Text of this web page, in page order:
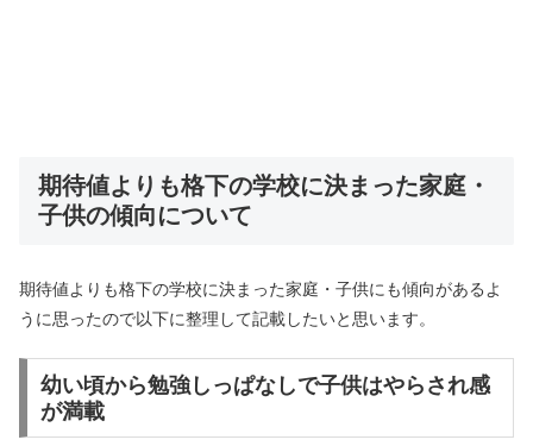
期待値よりも格下の学校に決まった家庭・
子供の傾向について
期待値よりも格下の学校に決まった家庭・子供にも傾向があるよ
うに思ったので以下に整理して記載したいと思います。
幼い頃から勉強しっぱなしで子供はやらされ感
が満載